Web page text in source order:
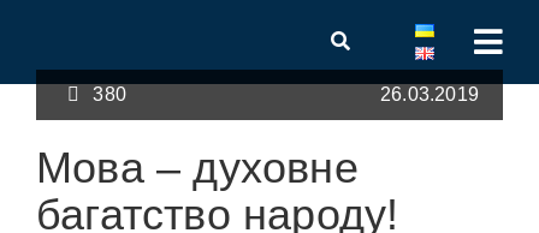
380 26.03.2019
Мова – духовне
багатство народу!